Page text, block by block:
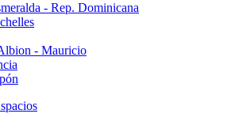
- Rep. Dominicana
- Mauricio